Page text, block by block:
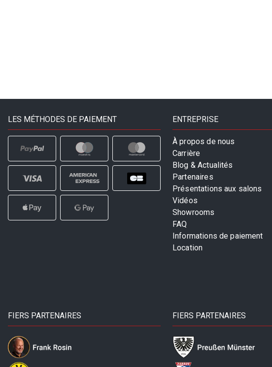
LES MÉTHODES DE PAIEMENT ENTREPRISE
À propos de nous
Carrière
Blog & Actualités
Partenaires
Présentations aux salons
Vidéos
Showrooms
FAQ
Informations de paiement
Location
FIERS PARTENAIRES FIERS PARTENAIRES